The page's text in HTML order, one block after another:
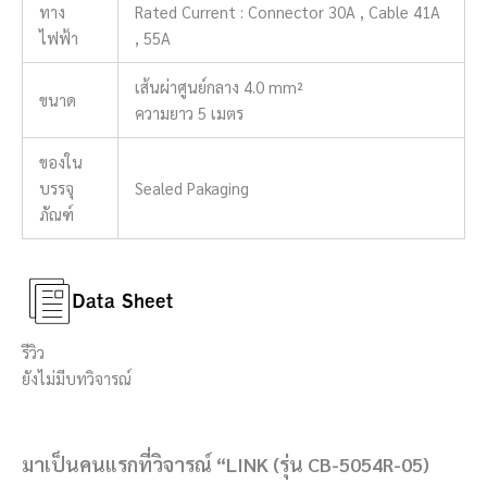
ทาง
ไฟฟ้า
Rated Current : Connector 30A , Cable 41A
, 55A
ขนาด
เส้นผ่าศูนย์กลาง 4.0 mm²
ความยาว 5 เมตร
ของใน
บรรจุ
ภัณฑ์
Sealed Pakaging
รีวิว
ยังไม่มีบทวิจารณ์
มาเป็นคนแรกที่วิจารณ์ “LINK (รุ่น CB-5054R-05)